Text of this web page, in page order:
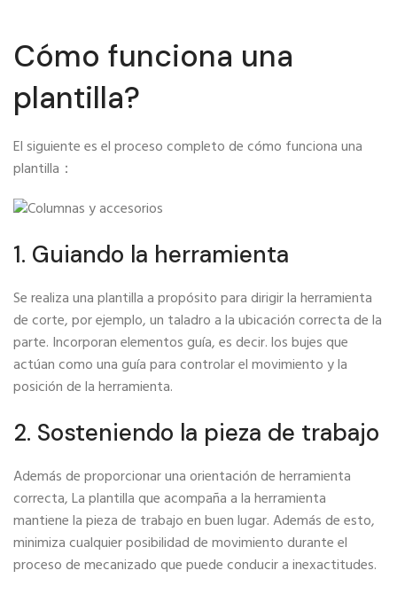
Cómo funciona una
plantilla?
El siguiente es el proceso completo de cómo funciona una
plantilla：
1. Guiando la herramienta
Se realiza una plantilla a propósito para dirigir la herramienta
de corte, por ejemplo, un taladro a la ubicación correcta de la
parte. Incorporan elementos guía, es decir. los bujes que
actúan como una guía para controlar el movimiento y la
posición de la herramienta.
2. Sosteniendo la pieza de trabajo
Además de proporcionar una orientación de herramienta
correcta, La plantilla que acompaña a la herramienta
mantiene la pieza de trabajo en buen lugar. Además de esto,
minimiza cualquier posibilidad de movimiento durante el
proceso de mecanizado que puede conducir a inexactitudes.